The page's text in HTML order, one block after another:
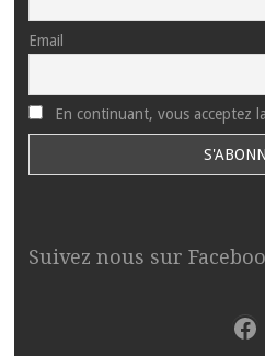
Email
En continuant, vous acceptez
Suivez nous sur